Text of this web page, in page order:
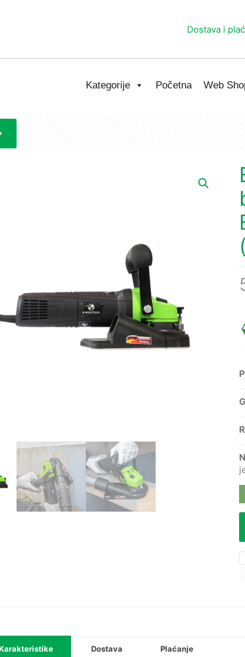
Dostava i
Kategorije Početna Web
Dostava Plaćanje